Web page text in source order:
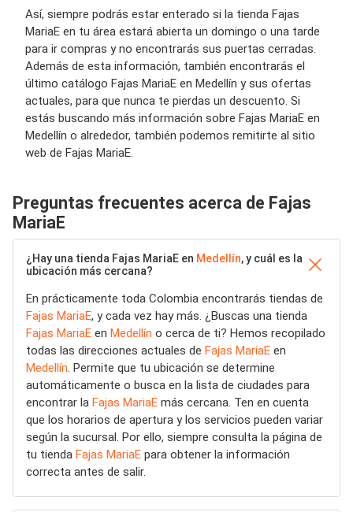
Así, siempre podrás estar enterado si la tienda Fajas
MariaE en tu área estará abierta un domingo o una tarde
para ir compras y no encontrarás sus puertas cerradas.
Además de esta información, también encontrarás el
último catálogo Fajas MariaE en Medellín y sus ofertas
actuales, para que nunca te pierdas un descuento. Si
estás buscando más información sobre Fajas MariaE en
Medellín o alrededor, también podemos remitirte al sitio
web de Fajas MariaE.
Preguntas frecuentes acerca de Fajas
MariaE
¿Hay una tienda Fajas MariaE en Medellín, y cuál es la
ubicación más cercana?
En prácticamente toda Colombia encontrarás tiendas de
Fajas MariaE, y cada vez hay más. ¿Buscas una tienda
Fajas MariaE en Medellín o cerca de ti? Hemos recopilado
todas las direcciones actuales de Fajas MariaE en
Medellín. Permite que tu ubicación se determine
automáticamente o busca en la lista de ciudades para
encontrar la Fajas MariaE más cercana. Ten en cuenta
que los horarios de apertura y los servicios pueden variar
según la sucursal. Por ello, siempre consulta la página de
tu tienda Fajas MariaE para obtener la información
correcta antes de salir.